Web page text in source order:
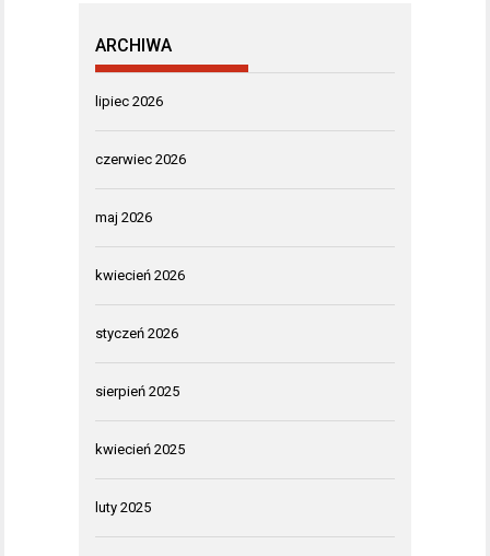
ARCHIWA
lipiec 2026
czerwiec 2026
maj 2026
kwiecień 2026
styczeń 2026
sierpień 2025
kwiecień 2025
luty 2025